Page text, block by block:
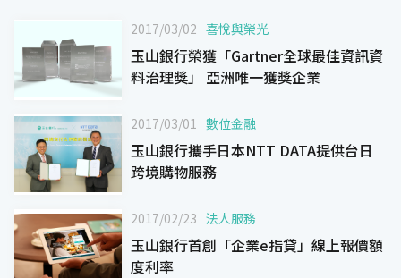
2017/03/02 喜悅與榮光
玉山銀行榮獲「Gartner全球最佳資訊資
料治理獎」 亞洲唯一獲獎企業
2017/03/01 數位金融
玉山銀行攜手日本NTT DATA提供台日
跨境購物服務
2017/02/23 法人服務
玉山銀行首創「企業e指貸」線上報價額
度利率